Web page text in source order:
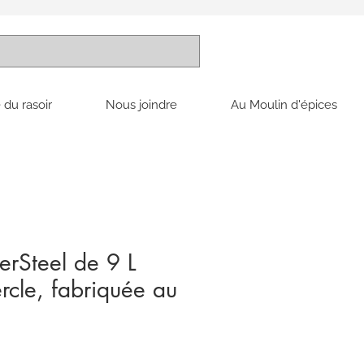
rasoir Nous joindre Au Moulin d'épices
de 9 L
fabriquée au